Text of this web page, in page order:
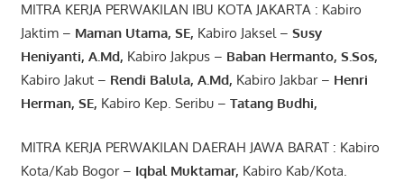
MITRA KERJA PERWAKILAN IBU KOTA JAKARTA : Kabiro
Jaktim – Maman Utama, SE, Kabiro Jaksel – Susy
Heniyanti, A.Md, Kabiro Jakpus – Baban Hermanto, S.Sos,
Kabiro Jakut – Rendi Balula, A.Md, Kabiro Jakbar – Henri
Herman, SE, Kabiro Kep. Seribu – Tatang Budhi,
MITRA KERJA PERWAKILAN DAERAH JAWA BARAT : Kabiro
Kota/Kab Bogor – Iqbal Muktamar, Kabiro Kab/Kota.